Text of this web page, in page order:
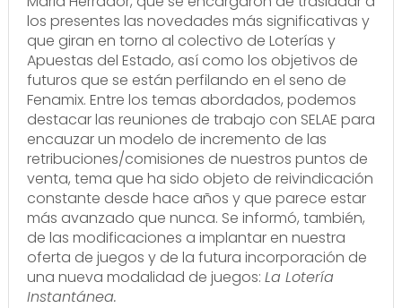
los presentes las novedades más significativas y
que giran en torno al colectivo de Loterías y
Apuestas del Estado, así como los objetivos de
futuros que se están perfilando en el seno de
Fenamix. Entre los temas abordados, podemos
destacar las reuniones de trabajo con SELAE para
encauzar un modelo de incremento de las
retribuciones/comisiones de nuestros puntos de
venta, tema que ha sido objeto de reivindicación
constante desde hace años y que parece estar
más avanzado que nunca. Se informó, también,
de las modificaciones a implantar en nuestra
oferta de juegos y de la futura incorporación de
una nueva modalidad de juegos: La Lotería
Instantánea.